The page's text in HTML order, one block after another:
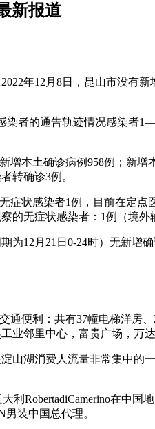
新报道
年12月8日，昆山市没有
染者的通告轨迹情况感染者
增本土确诊病例958例；新
转确诊3例。
症状感染者1例，目前在定
的无症状感染者：1例（境外
为12月21日0-24时）无新增
通便利：共有37幢电梯洋房
业邻里中心，富贵广场，万
山湖消费人流量非常集中
利RobertadiCamerino在中
装中国总代理。